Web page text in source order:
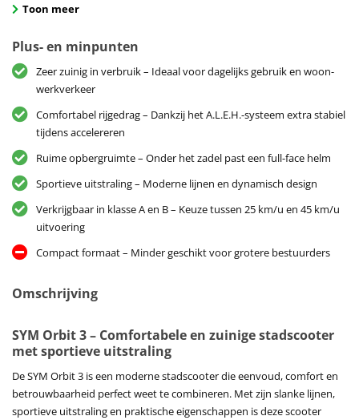
Toon meer
Plus- en minpunten
Zeer zuinig in verbruik – Ideaal voor dagelijks gebruik en woon-
werkverkeer
Comfortabel rijgedrag – Dankzij het A.L.E.H.-systeem extra stabiel
tijdens accelereren
Ruime opbergruimte – Onder het zadel past een full-face helm
Sportieve uitstraling – Moderne lijnen en dynamisch design
Verkrijgbaar in klasse A en B – Keuze tussen 25 km/u en 45 km/u
uitvoering
Compact formaat – Minder geschikt voor grotere bestuurders
Omschrijving
SYM Orbit 3 – Comfortabele en zuinige stadscooter
met sportieve uitstraling
De SYM Orbit 3 is een moderne stadscooter die eenvoud, comfort en
betrouwbaarheid perfect weet te combineren. Met zijn slanke lijnen,
sportieve uitstraling en praktische eigenschappen is deze scooter